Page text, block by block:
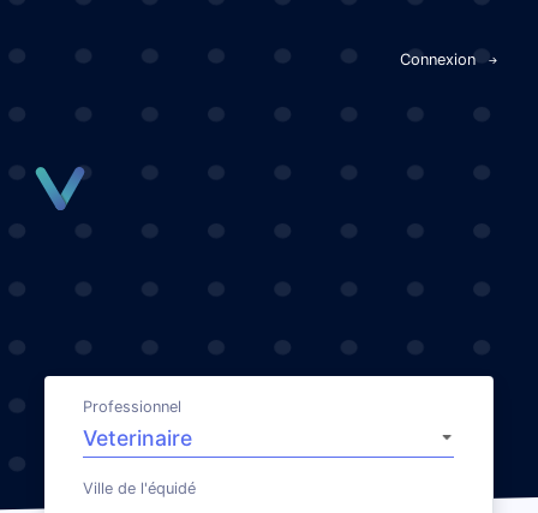
Connexion
Professionnel
Ville de l'équidé